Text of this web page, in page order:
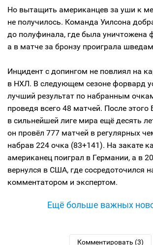
Но вытащить американцев за уши к
не получилось. Команда Уилсона
до полуфинала, где была уничтожена
а в матче за бронзу проиграла
Инцидент с допингом не повлиял на
в НХЛ. В следующем сезоне форвард
лучший результат по набранным
проведя всего 48 матчей. После этого
в сильнейшей лиге мира ещё десять
он провёл 777 матчей в регулярных
набрав 224 очка (83+141). На закате
американец поиграл в Германии, а в
вернулся в США, где сосредоточился
комментатором и экспертом.
Ещё больше важных
Комментировать (3)